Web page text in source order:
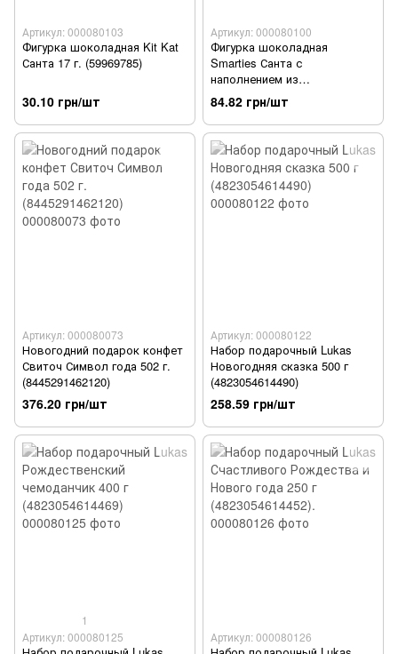
Артикул: 000080103
Фигурка шоколадная Kit Kat
Санта 17 г. (59969785)
30.10 грн/шт
Артикул: 000080100
Фигурка шоколадная
Smarties Санта с
наполнением из
шоколадного драже в
сахарной глазури 50 г
(59969778)
84.82 грн/шт
Артикул: 000080073
Новогодний подарок конфет
Свиточ Символ года 502 г.
(8445291462120)
376.20 грн/шт
Артикул: 000080122
Набор подарочный Lukas
Новогодняя сказка 500 г
(4823054614490)
258.59 грн/шт
1
Артикул: 000080125
Артикул: 000080126